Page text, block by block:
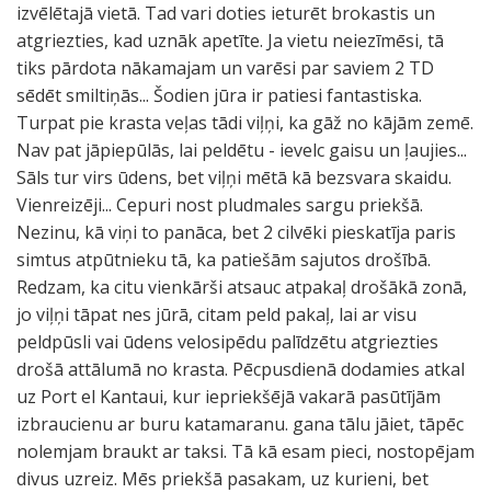
izvēlētajā vietā. Tad vari doties ieturēt brokastis un
atgriezties, kad uznāk apetīte. Ja vietu neiezīmēsi, tā
tiks pārdota nākamajam un varēsi par saviem 2 TD
sēdēt smiltiņās... Šodien jūra ir patiesi fantastiska.
Turpat pie krasta veļas tādi viļņi, ka gāž no kājām zemē.
Nav pat jāpiepūlās, lai peldētu - ievelc gaisu un ļaujies...
Sāls tur virs ūdens, bet viļņi mētā kā bezsvara skaidu.
Vienreizēji... Cepuri nost pludmales sargu priekšā.
Nezinu, kā viņi to panāca, bet 2 cilvēki pieskatīja paris
simtus atpūtnieku tā, ka patiešām sajutos drošībā.
Redzam, ka citu vienkārši atsauc atpakaļ drošākā zonā,
jo viļņi tāpat nes jūrā, citam peld pakaļ, lai ar visu
peldpūsli vai ūdens velosipēdu palīdzētu atgriezties
drošā attālumā no krasta. Pēcpusdienā dodamies atkal
uz Port el Kantaui, kur iepriekšējā vakarā pasūtījām
izbraucienu ar buru katamaranu. gana tālu jāiet, tāpēc
nolemjam braukt ar taksi. Tā kā esam pieci, nostopējam
divus uzreiz. Mēs priekšā pasakam, uz kurieni, bet